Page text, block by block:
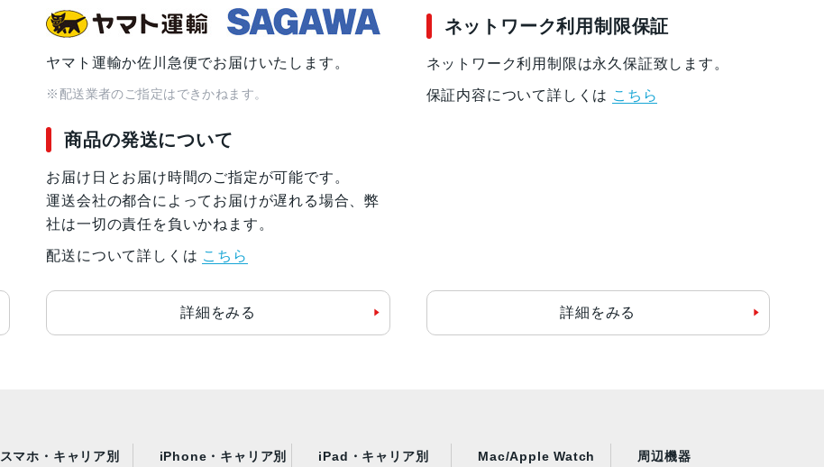
センサー
Touch ID
3軸ジャイロ
気圧計
Touch ID
iPadのロック解除
アプリ内での個人データ保護
iTunes Store、App Store、Apple Booksでの購入
Wi‑Fiでのインターネット利用、ビデオ再生：最大10時間
電源アダプタ、またはUSB-C経由でコンピュータを使って充電
ヤマト運輸か佐川急便でお届けいたします。
※配送業者のご指定はできかねます。
商品の発送について
お届け日とお届け時間のご指定が可能です。
運送会社の都合によってお届けが遅れる場合、弊
社は一切の責任を負いかねます。
配送について詳しくは こちら
詳細をみる
ネットワーク利用制限保証
ネットワーク利用制限は永久保証致します。
保証内容について詳しくは こちら
詳細をみる
スマホ・キャリア別 iPhone・キャリア別 iPad・キャリア別 Mac/Apple Watch 周辺機器